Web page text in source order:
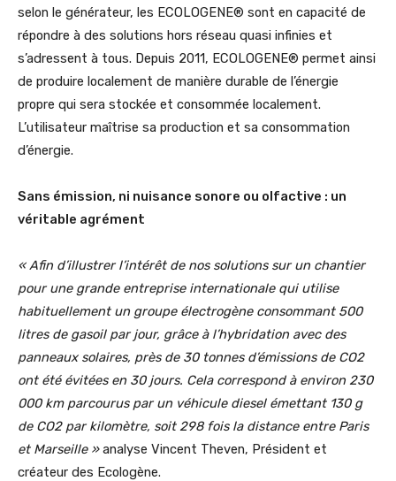
selon le générateur, les ECOLOGENE® sont en capacité de
répondre à des solutions hors réseau quasi infinies et
s’adressent à tous. Depuis 2011, ECOLOGENE® permet ainsi
de produire localement de manière durable de l’énergie
propre qui sera stockée et consommée localement.
L’utilisateur maîtrise sa production et sa consommation
d’énergie.
Sans émission, ni nuisance sonore ou olfactive : un
véritable agrément
« Afin d’illustrer l’intérêt de nos solutions sur un chantier
pour une grande entreprise internationale qui utilise
habituellement un groupe électrogène consommant 500
litres de gasoil par jour, grâce à l’hybridation avec des
panneaux solaires, près de 30 tonnes d’émissions de CO2
ont été évitées en 30 jours. Cela correspond à environ 230
000 km parcourus par un véhicule diesel émettant 130 g
de CO2 par kilomètre, soit 298 fois la distance entre Paris
et Marseille »analyse Vincent Theven, Président et
créateur des Ecologène.